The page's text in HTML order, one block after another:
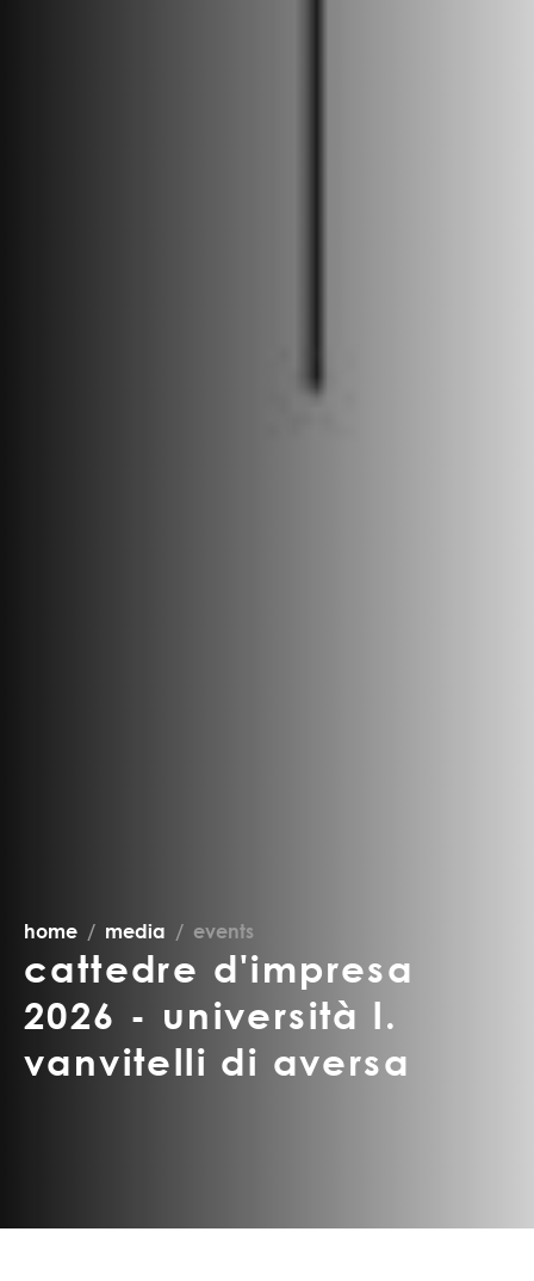
home media events
cattedre d'impresa
2026 - università l.
vanvitelli di aversa